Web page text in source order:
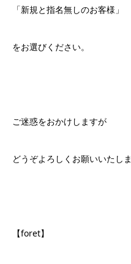
「新規と指名無しのお客様」
をお選びください。
ご迷惑をおかけしますが
どうぞよろしくお願いいたしま
【foret】